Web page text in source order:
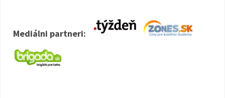
Mediálni partneri: